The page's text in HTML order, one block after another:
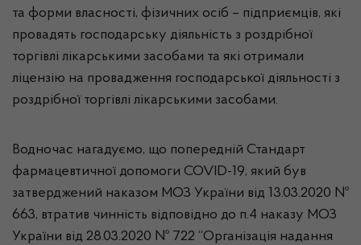
та форми власності, фізичних осіб – підприємців, які
провадять господарську діяльність з роздрібної
торгівлі лікарськими засобами та які отримали
ліцензію на провадження господарської діяльності з
роздрібної торгівлі лікарськими засобами.
Водночас нагадуємо, що попередній Стандарт
фармацевтичної допомоги COVID-19, який був
затверджений наказом МОЗ України від 13.03.2020 №
663, втратив чинність відповідно до п.4 наказу МОЗ
України від 28.03.2020 № 722 “Організація надання